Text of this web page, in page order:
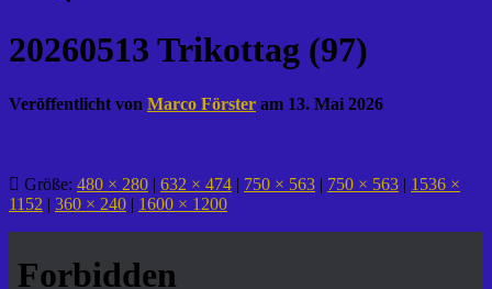
20260513 Trikottag (97)
Veröffentlicht von Marco Förster am 13. Mai 2026
Größe: 480 × 280 | 632 × 474 | 750 × 563 | 750 × 563 | 1536 ×
1152 | 360 × 240 | 1600 × 1200